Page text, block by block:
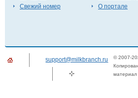
Свежий номер
О портале
support@milkbranch.ru © 2007-
материал